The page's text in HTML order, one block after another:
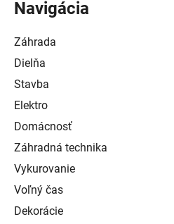
Navigácia
Záhrada
Dielňa
Stavba
Elektro
Domácnosť
Záhradná technika
Vykurovanie
Voľný čas
Dekorácie